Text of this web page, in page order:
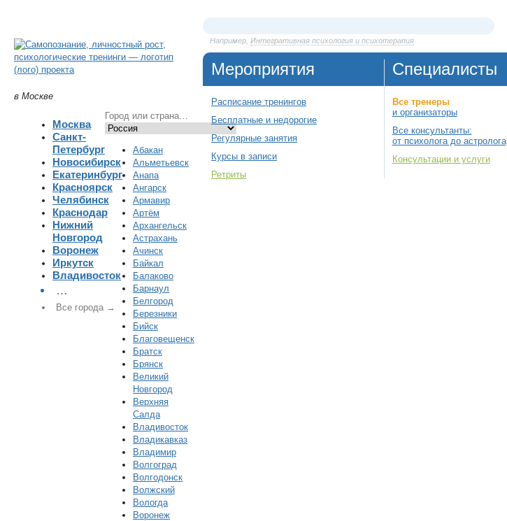
в Москве
Москва
Санкт-
Петербург
Новосибирск
Екатеринбург
Красноярск
Челябинск
Краснодар
Нижний
Новгород
Воронеж
Иркутск
Владивосток
…
Все города →
Абакан
Альметьевск
Анапа
Ангарск
Армавир
Артём
Архангельск
Астрахань
Ачинск
Байкал
Балаково
Барнаул
Белгород
Березники
Бийск
Благовещенск
Братск
Брянск
Великий
Новгород
Верхняя
Салда
Владивосток
Владикавказ
Владимир
Волгоград
Волгодонск
Волжский
Вологда
Воронеж
Например, Интегративная психология и психотерапия
Мероприятия
Расписание тренингов
Бесплатные и недорогие
Регулярные занятия
Курсы в записи
Ретриты
Специалисты
Все тренеры
и организаторы
Все консультанты:
от психолога до астролога
Консультации и услуги